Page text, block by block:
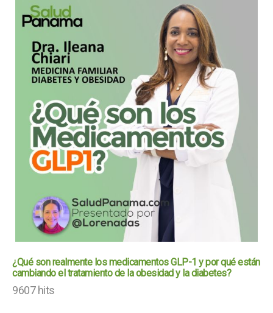
¿Qué son realmente los medicamentos GLP-1 y por qué están
cambiando el tratamiento de la obesidad y la diabetes?
9607 hits